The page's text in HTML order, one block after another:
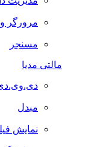
مرورگر
مسنجر
مالتی مدیا
مبدل
نمایش